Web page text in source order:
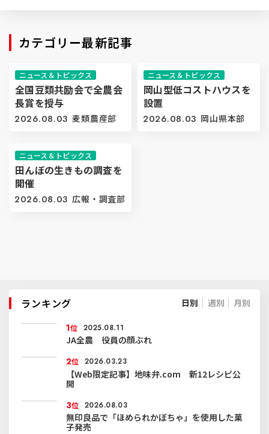
カテゴリー最新記事
ニュース＆トピックス
全国豆類共励会で全農会
長賞を授与
2026.08.03 麦類農産部
ニュース＆トピックス
岡山型低コストハウスを
設置
2026.08.03 岡山県本部
ニュース＆トピックス
田んぼの生きもの調査を
開催
2026.08.03 広報・調査部
ランキング 日別 週別 月別
1位 2025.08.11
JA全農 役員の顔ぶれ
2位 2026.03.23
【Web限定記事】地味弁.com 新12レシピ公
開
3位 2026.08.03
無印良品で「ほめられかぼちゃ」を使用した菓
子発売